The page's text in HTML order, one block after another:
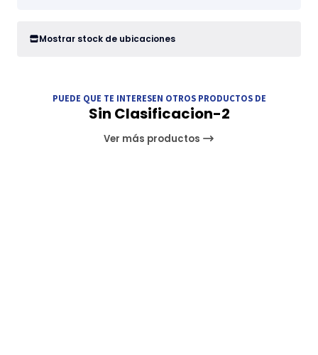
Mostrar stock de ubicaciones
PUEDE QUE TE INTERESEN OTROS PRODUCTOS DE
Sin Clasificacion-2
Ver más productos